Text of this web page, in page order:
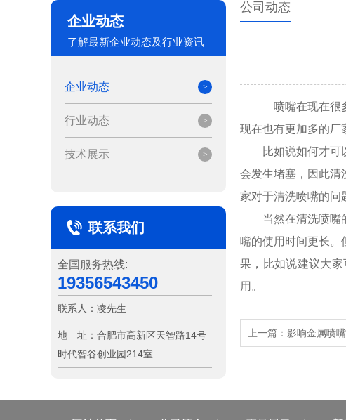
企业动态
了解最新企业动态及行业资讯
企业动态
行业动态
技术展示
联系我们
全国服务热线:
19356543450
联系人： 凌先生
地 址： 合肥市高新区天智路14号
时代智谷创业园214室
公司动态
喷嘴在现在很
现在也有更加多的厂
比如说如何才
会发生堵塞，因此清
家对于清洗喷嘴的问
当然在清洗喷嘴
嘴的使用时间更长。
果，比如说建议大
用。
上一篇： 影响金属喷